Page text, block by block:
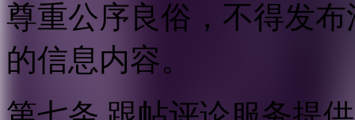
尊重公序良俗，不得发
的信息内容。